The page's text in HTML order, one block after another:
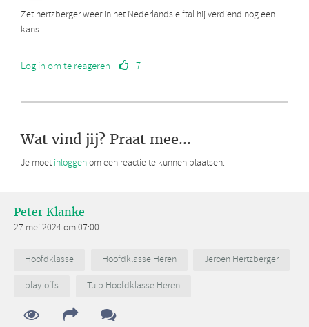
Zet hertzberger weer in het Nederlands elftal hij verdiend nog een
kans
Log in om te reageren 7
Wat vind jij? Praat mee...
Je moet inloggenom een reactie te kunnen plaatsen.
Peter Klanke
27 mei 2024 om 07:00
Hoofdklasse Hoofdklasse Heren
Jeroen Hertzberger
play-offs
Tulp Hoofdklasse Heren